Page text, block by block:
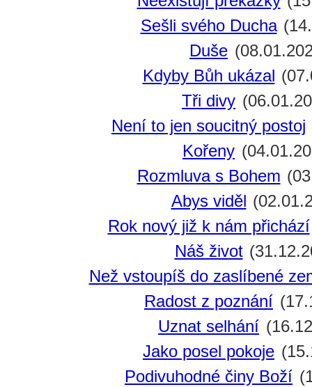
Sešli svého Ducha
Duše
Kdyby Bůh ukázal
Tři divy
Není to jen soucitný postoj
Kořeny
Rozmluva s Bohem
Abys viděl
Rok nový již k nám přichází
Náš život
Než vstoupíš do zaslíbené
Radost z poznání
Uznat selhání
Jako posel pokoje
Podivuhodné činy Boží